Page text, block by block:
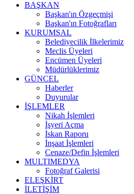
BAŞKAN
Başkan'ın Özgeçmişi
Başkan'ın Fotoğrafları
KURUMSAL
Belediyecilik İlkelerimiz
Meclis Üyeleri
Encümen Üyeleri
Müdürlüklerimiz
GÜNCEL
Haberler
Duyurular
İŞLEMLER
Nikah İşlemleri
İşyeri Açma
İskan Raporu
İnşaat İşlemleri
Cenaze/Defin İşlemleri
MULTIMEDYA
Fotoğraf Galerisi
ELEŞKİRT
İLETİŞİM